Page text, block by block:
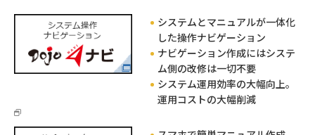
システムとマニュアルが一体化
した操作ナビゲーション
ナビゲーション作成にはシステ
ム側の改修は一切不要
システム運用効率の大幅向上。
運用コストの大幅削減